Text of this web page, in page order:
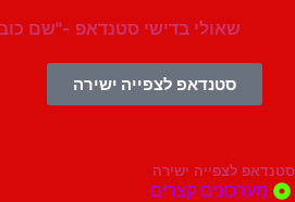
שאולי בדישי סטנדאפ -"שם כובע
סטנדאפ לצפייה ישירה
ישירה
קצרים